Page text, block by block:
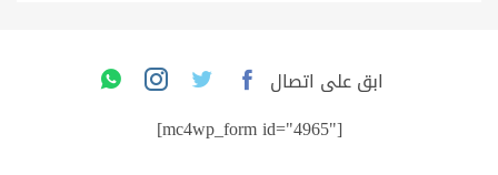
ابق على اتصال
[mc4wp_form id="4965"]